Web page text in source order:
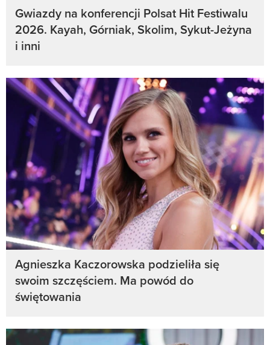
Gwiazdy na konferencji Polsat Hit Festiwalu
2026. Kayah, Górniak, Skolim, Sykut-Jeżyna
i inni
Agnieszka Kaczorowska podzieliła się
swoim szczęściem. Ma powód do
świętowania